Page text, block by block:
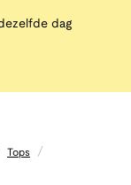
dag
Tops /